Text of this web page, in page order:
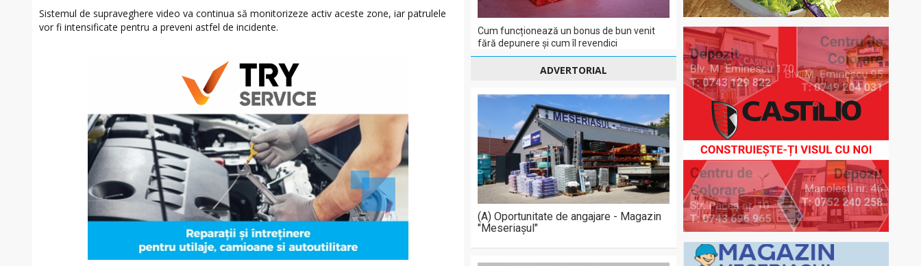
Sistemul de supraveghere video va continua să monitorizeze activ aceste zone, iar patrulele
vor fi intensificate pentru a preveni astfel de incidente.
Cum funcționează un bonus de bun venit
fără depunere și cum îl revendici
ADVERTORIAL
(A) Oportunitate de angajare - Magazin
"Meseriașul"